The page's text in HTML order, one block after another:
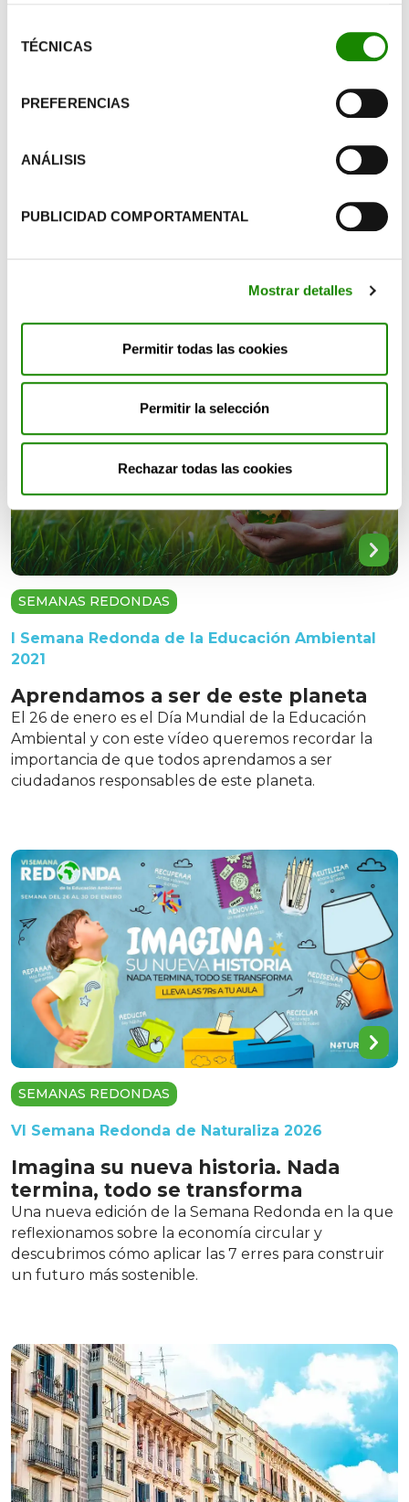
botón “Configurar cookies”, o rechazar su instalación,
TÉCNICAS
PREFERENCIAS
ANÁLISIS
PUBLICIDAD COMPORTAMENTAL
Mostrar detalles
Permitir todas las cookies
Permitir la selección
Rechazar todas las cookies
Una semana redonda con ritmo y
a celebrar el DÍA MUNDIAL DE LA EDUCACIÓN
AMBIENTAL con una semana de actividades para
continuar trabajando la cultura de la sostenibilidad
SEMANAS REDONDAS
I Semana Redonda de la Educación Ambiental
2021
Aprendamos a ser de este planeta
El 26 de enero es el Día Mundial de la Educación
Ambiental y con este vídeo queremos recordar la
importancia de que todos aprendamos a ser
ciudadanos responsables de este planeta.
SEMANAS REDONDAS
VI Semana Redonda de Naturaliza 2026
Imagina su nueva historia. Nada
termina, todo se transforma
Una nueva edición de la Semana Redonda en la que
reflexionamos sobre la economía circular y
descubrimos cómo aplicar las 7 erres para construir
un futuro más sostenible.